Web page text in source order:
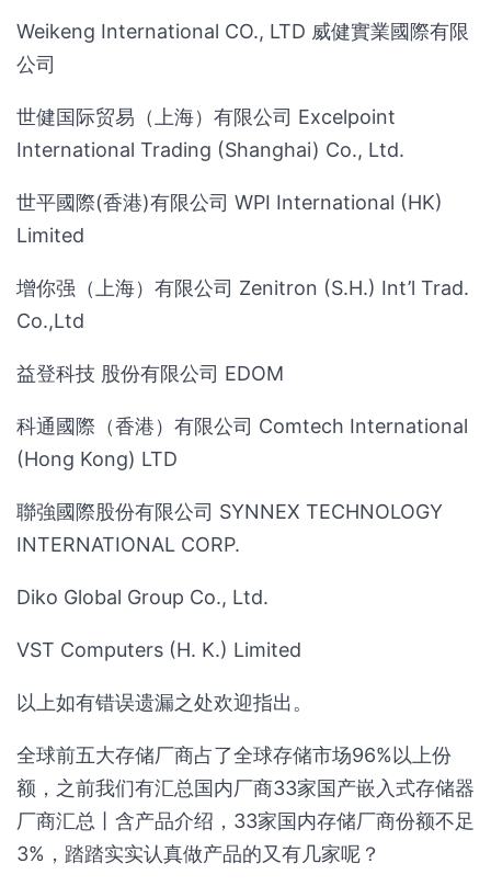
Weikeng International CO., LTD 威健實業國際有限
公司
世健国际贸易（上海）有限公司 Excelpoint
International Trading (Shanghai) Co., Ltd.
世平國際(香港)有限公司 WPI International (HK)
Limited
增你强（上海）有限公司 Zenitron (S.H.) Int’l Trad.
Co.,Ltd
益登科技 股份有限公司 EDOM
科通國際（香港）有限公司 Comtech International
(Hong Kong) LTD
聯強國際股份有限公司 SYNNEX TECHNOLOGY
INTERNATIONAL CORP.
Diko Global Group Co., Ltd.
VST Computers (H. K.) Limited
以上如有错误遗漏之处欢迎指出。‍‍‍‍‍‍‍
全球前五大存储厂商占了全球存储市场96%以上份
额，之前我们有汇总国内厂商33家国产嵌入式存储器
厂商汇总丨含产品介绍，33家国内存储厂商份额不足
3%，踏踏实实认真做产品的又有几家呢？